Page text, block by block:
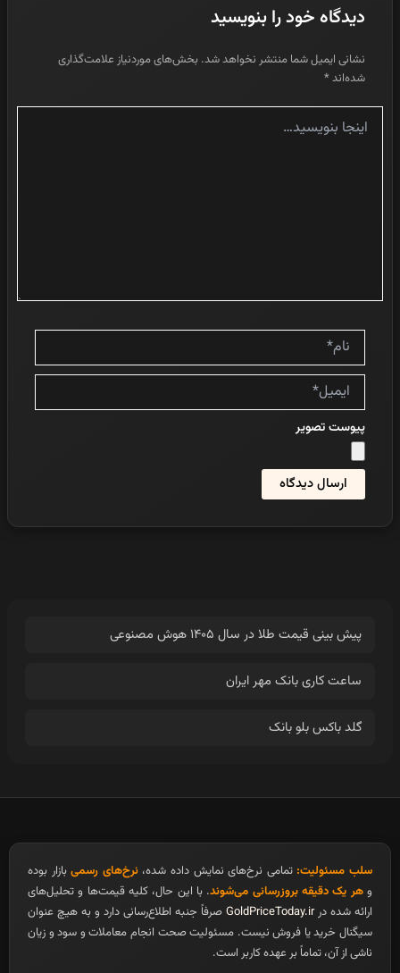
دیدگاه‌ خود را بنویسید
نشانی ایمیل شما منتشر نخواهد شد. بخش‌های موردنیاز علامت‌گذاری
شده‌اند *
بنویسید…
نام*
ایمیل*
پیوست تصویر
پیش بینی قیمت طلا در سال ۱۴۰۵ هوش مصنوعی
ساعت کاری بانک مهر ایران
گلد باکس بلو بانک
سلب مسئولیت: تمامی نرخ‌های نمایش داده شده،نرخ‌های رسمیبازار بوده
وهر یک دقیقه بروزرسانی می‌شوند. با این حال، کلیه قیمت‌ها و تحلیل‌های
ارائه شده درGoldPriceToday.ir صرفاً جنبه اطلاع‌رسانی دارد و به هیچ عنوان
سیگنال خرید یا فروش نیست. مسئولیت صحت انجام معاملات و سود و زیان
ناشی از آن، تماماً بر عهده کاربر است.